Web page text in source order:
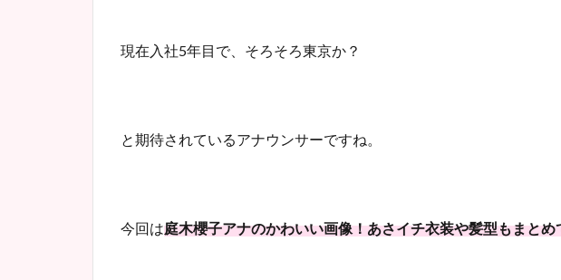
現在入社5年目で、そろそろ東京か？
と期待されているアナウンサーですね。
今回は庭木櫻子アナのかわいい画像！あさイチ衣装や髪型もまとめ